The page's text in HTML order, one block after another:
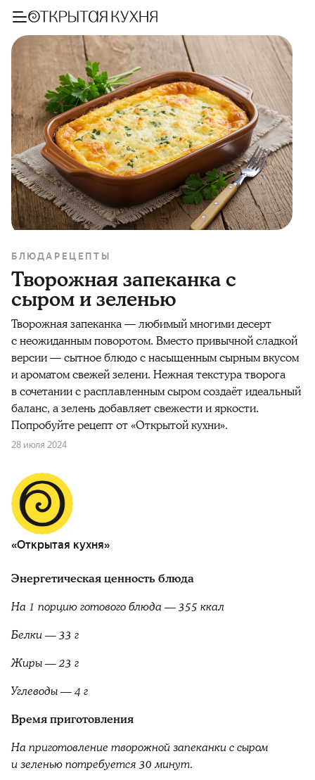
БЛЮДА РЕЦЕПТЫ
Творожная запеканка с
сыром и зеленью
Творожная запеканка — любимый многими десерт
с неожиданным поворотом. Вместо привычной сладкой
версии — сытное блюдо с насыщенным сырным вкусом
и ароматом свежей зелени. Нежная текстура творога
в сочетании с расплавленным сыром создаёт идеальный
баланс, а зелень добавляет свежести и яркости.
Попробуйте рецепт от «Открытой кухни».
28 июля 2024
«Открытая кухня»
Энергетическая ценность блюда
На 1 порцию готового блюда —355 ккал
Белки — 33 г
Жиры — 23 г
Углеводы — 4 г
Время приготовления
На приготовление творожной запеканки с сыром
и зеленью потребуется 30 минут.